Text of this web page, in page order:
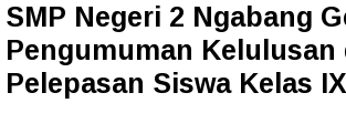
SMP Negeri 2 Ngabang
Pengumuman Kelulusan
Pelepasan Siswa Kelas IX